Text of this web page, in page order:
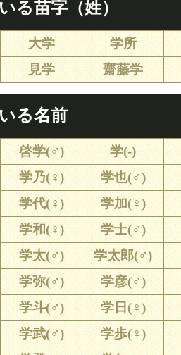
る苗字（姓）
大学 学所
見学 齋藤学
る名前
啓学(♂) 学(-)
学乃(♀) 学也(♂)
学代(♀) 学加(♀)
学和(♀) 学士(♂)
学太(♂) 学太郎(♂)
学弥(♂) 学彦(♂)
学斗(♂) 学日(♀)
学武(♂) 学歩(♀)